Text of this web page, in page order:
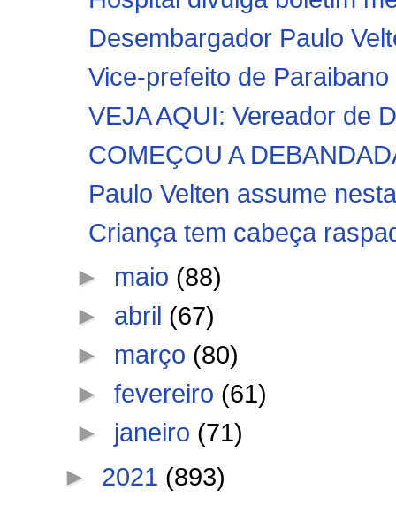
Desembargador Paulo
Vice-prefeito de
VEJA AQUI: Vereador de
COMEÇOU A
Paulo Velten assume
Criança tem cabeça
► maio (88)
► abril (67)
► março (80)
►fevereiro (61)
► janeiro (71)
► 2021 (893)